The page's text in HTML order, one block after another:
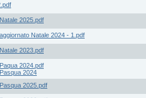
2025.pdf
Natale 2024 - 1.pdf
2023.pdf
2024.pdf
2024
2025.pdf